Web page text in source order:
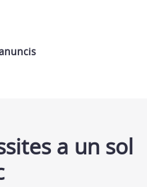
a un sol